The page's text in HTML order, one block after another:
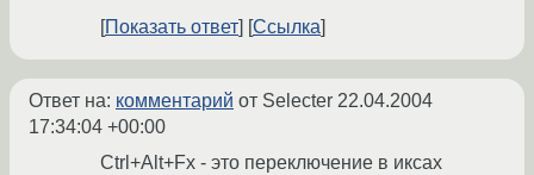
Показать ответ
Ссылка
Ответ на: комментарий от Selecter 22.04.2004
17:34:04 +00:00
Ctrl+Alt+Fx - это переключение в иксах